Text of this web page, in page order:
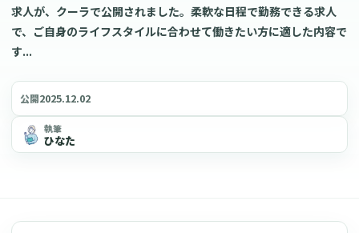
求人が、クーラで公開されました。柔軟な日程で勤務できる求人
で、ご自身のライフスタイルに合わせて働きたい方に適した内容で
す...
公開2025.12.02
執筆
ひなた